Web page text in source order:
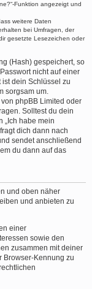
Funktion angezeigt und
weitere Daten
bei Umfragen, der
gesetzte Lesezeichen oder
(Hash) gespeichert, so
nicht auf einer
dein Schlüssel zu
sorgsam um.
phpBB Limited oder
Solltest du dein
„Ich habe mein
dich dann nach
sendet anschließend
du dann auf das
und oben näher
und anbieten zu
einer
sowie den
zusammen mit deiner
Browser-Kennung zu